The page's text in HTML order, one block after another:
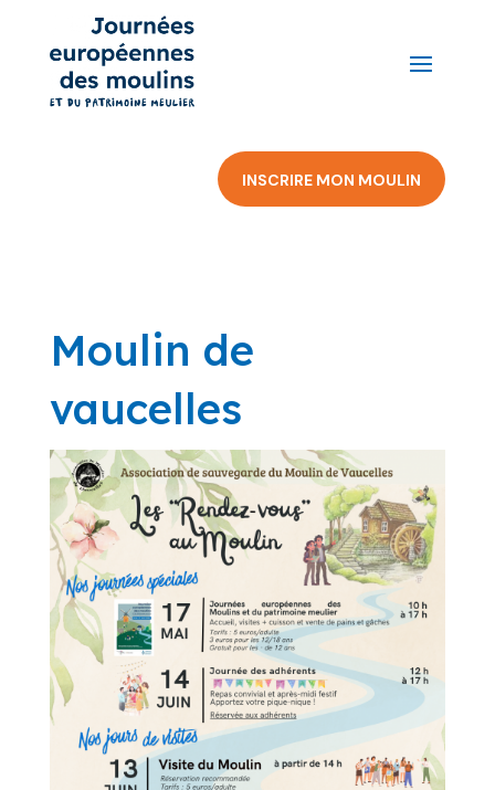
INSCRIRE MON MOULIN
Moulin de
vaucelles